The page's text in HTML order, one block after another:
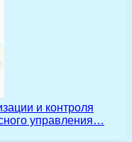
и контроля
управления…